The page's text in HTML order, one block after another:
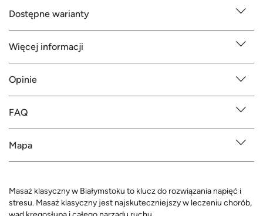
Dostępne warianty
Więcej informacji
Opinie
FAQ
Mapa
Masaż klasyczny w Białymstoku to klucz do rozwiązania napięć i
stresu. Masaż klasyczny jest najskuteczniejszy w leczeniu chorób,